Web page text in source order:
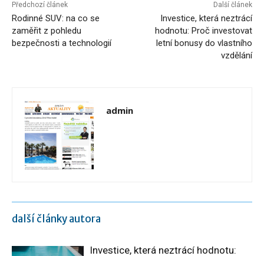
Předchozí článek
Rodinné SUV: na co se
zaměřit z pohledu
bezpečnosti a technologií
Další článek
Investice, která neztrácí
hodnotu: Proč investovat
letní bonusy do vlastního
vzdělání
admin
další články autora
Investice, která neztrácí hodnotu: